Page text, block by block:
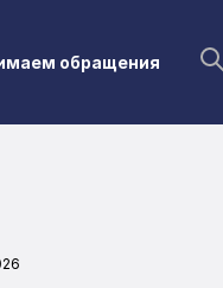
обращения